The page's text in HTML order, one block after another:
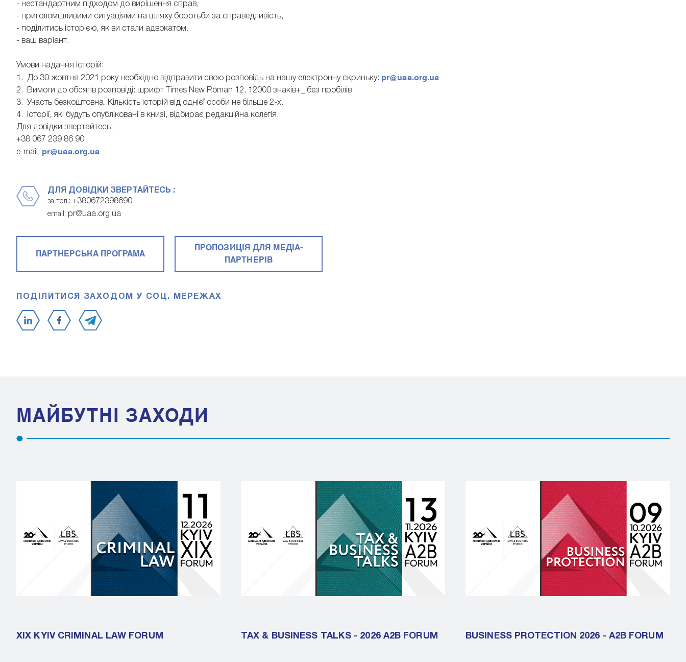
- нестандартним підходом до вирішення справ,
- приголомшливими ситуаціями на шляху боротьби за справедливість,
- поділитись історією, як ви стали адвокатом.
- ваш варіант.
Умови надання історій:
1. До 30 жовтня 2021 року необхідно відправити свою розповідь на нашу електронну скриньку: pr@uaa.org.ua
2. Вимоги до обсягів розповіді: шрифт Times New Roman 12, 12000 знаків+_ без пробілів
3. Участь безкоштовна. Кількість історій від однієї особи не більше 2-х.
4. Історії, які будуть опубліковані в книзі, відбирає редакційна колегія.
Для довідки звертайтесь:
+38 067 239 86 90
e-mail: pr@uaa.org.ua
ДЛЯ ДОВІДКИ ЗВЕРТАЙТЕСЬ :
за тел.: +380672398690
email: pr@uaa.org.ua
ПАРТНЕРСЬКА ПРОГРАМА
ПРОПОЗИЦІЯ ДЛЯ МЕДІА-
ПАРТНЕРІВ
ПОДІЛИТИСЯ ЗАХОДОМ У СОЦ. МЕРЕЖАХ
МАЙБУТНІ ЗАХОДИ
XIX KYIV CRIMINAL LAW FORUM TAX & BUSINESS TALKS - 2026 A2B FORUM BUSINESS PROTECTION 2026 - A2B FORUM